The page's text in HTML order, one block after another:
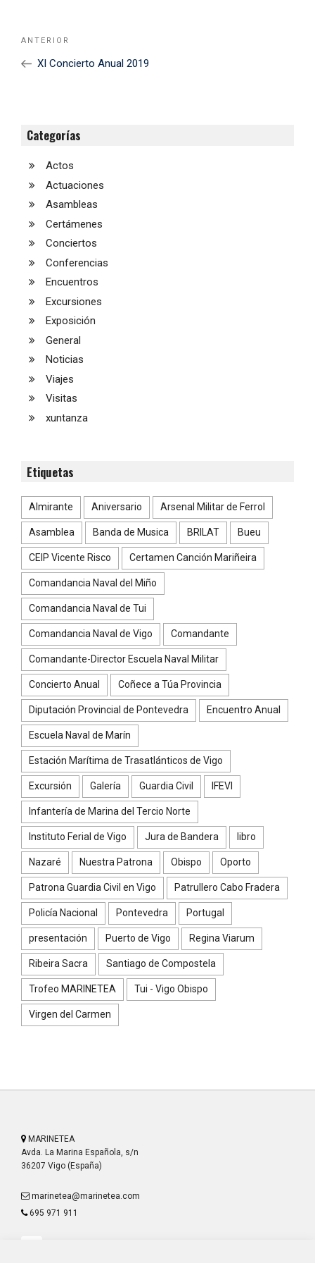
Navegación
entradas
Noticia
Anterior
ANTERIOR
XI Concierto Anual 2019
Categorías
Actos
Actuaciones
Asambleas
Certámenes
Conciertos
Conferencias
Encuentros
Excursiones
Exposición
General
Noticias
Viajes
Visitas
xuntanza
Etiquetas
Almirante Aniversario Arsenal Militar de Ferrol
Asamblea Banda de Musica BRILAT Bueu
CEIP Vicente Risco Certamen Canción Mariñeira
Comandancia Naval del Miño
Comandancia Naval de Tui
Comandancia Naval de Vigo Comandante
Comandante-Director Escuela Naval Militar
Concierto Anual Coñece a Túa Provincia
Diputación Provincial de Pontevedra Encuentro Anual
Escuela Naval de Marín
Estación Marítima de Trasatlánticos de Vigo
Excursión Galería Guardia Civil IFEVI
Infantería de Marina del Tercio Norte
Instituto Ferial de Vigo Jura de Bandera libro
Nazaré Nuestra Patrona Obispo Oporto
Patrona Guardia Civil en Vigo Patrullero Cabo Fradera
Policía Nacional Pontevedra Portugal
presentación Puerto de Vigo Regina Viarum
Ribeira Sacra Santiago de Compostela
Trofeo MARINETEA Tui - Vigo Obispo
Virgen del Carmen
MARINETEA
Avda. La Marina Española, s/n
36207 Vigo (España)
marinetea@marinetea.com
695 971 911